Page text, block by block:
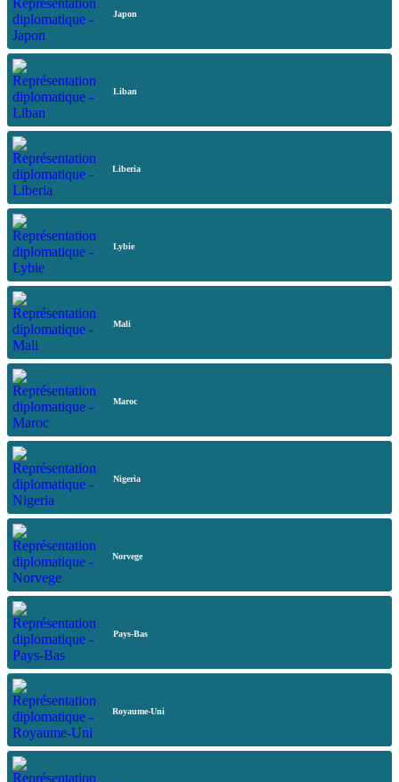
Japon
Liban
Liberia
Lybie
Mali
Maroc
Nigeria
Norvege
Pays-Bas
Royaume-Uni